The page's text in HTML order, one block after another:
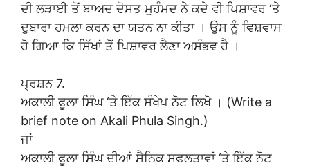
ਦੀ ਲੜਾਈ ਤੋਂ ਬਾਅਦ ਦੋਸਤ ਮੁਹੰਮਦ ਨੇ ਕਦੇ ਵੀ ਪਿਸ਼ਾਵਰ ‘ਤੇ
ਦੁਬਾਰਾ ਹਮਲਾ ਕਰਨ ਦਾ ਯਤਨ ਨਾ ਕੀਤਾ । ਉਸ ਨੂੰ ਵਿਸ਼ਵਾਸ
ਹੋ ਗਿਆ ਕਿ ਸਿੱਖਾਂ ਤੋਂ ਪਿਸ਼ਾਵਰ ਲੈਣਾ ਅਸੰਭਵ ਹੈ ।
ਪ੍ਰਸ਼ਨ 7.
ਅਕਾਲੀ ਫੂਲਾ ਸਿੰਘ ‘ਤੇ ਇੱਕ ਸੰਖੇਪ ਨੋਟ ਲਿਖੋ । (Write a
brief note on Akali Phula Singh.)
ਜਾਂ
ਅਕਾਲੀ ਫੂਲਾ ਸਿੰਘ ਦੀਆਂ ਸੈਨਿਕ ਸਫਲਤਾਵਾਂ ‘ਤੇ ਇੱਕ ਨੋਟ